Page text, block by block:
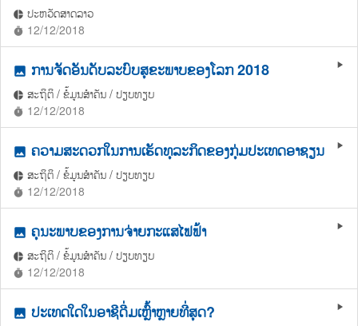
pie_chart ປະຫວັດສາດລາວ
timer 12/12/2018
play_arrow
photo ການຈັດອັນດັບລະບົບສຸຂະພາບຂອງໂລກ 2018
pie_chart ສະຖິຕິ / ຂໍ້ມູນສຳຄັນ / ປຽບທຽບ
timer 12/12/2018
play_arrow
photo ຄວາມສະດວກໃນການເຮັດທຸລະກິດຂອງກຸ່ມປະເທດອາຊຽນ
pie_chart ສະຖິຕິ / ຂໍ້ມູນສຳຄັນ / ປຽບທຽບ
timer 12/12/2018
play_arrow
photo ຄຸນະພາບຂອງການຈ່າຍກະແສໄຟຟ້າ
pie_chart ສະຖິຕິ / ຂໍ້ມູນສຳຄັນ / ປຽບທຽບ
timer 12/12/2018
play_arrow
photo ປະເທດໃດໃນອາຊີດື່ມເຫຼົ້າຫຼາຍທີ່ສຸດ?